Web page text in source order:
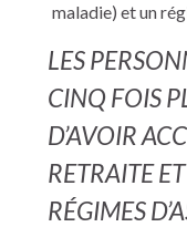
maladie) et un
LES
CINQ FOIS
D’AVOIR
RETRAITE
RÉGIMES